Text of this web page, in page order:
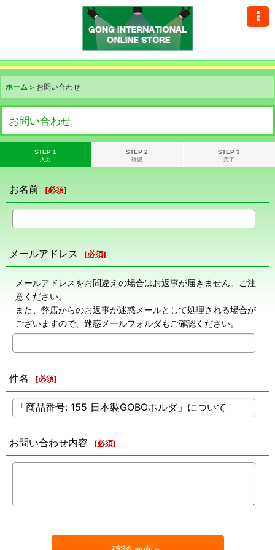
ホーム > お問い合わせ
お問い合わせ
STEP 1
入力
STEP 2
確認
STEP 3
完了
お名前 [必須]
メールアドレス [必須]
メールアドレスをお間違えの場合はお返事が届きません。ご注
意ください。
また、弊店からのお返事が迷惑メールとして処理される場合が
ございますので、迷惑メールフォルダもご確認ください。
件名 [必須]
お問い合わせ内容 [必須]